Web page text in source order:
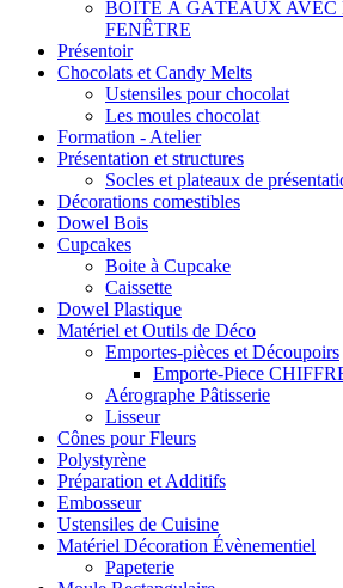
BOÎTE À GÂTEAUX AVEC
FENÊTRE
Présentoir
Chocolats et Candy Melts
Ustensiles pour chocolat
Les moules chocolat
Formation - Atelier
Présentation et structures
Socles et plateaux de
Décorations comestibles
Dowel Bois
Cupcakes
Boite à Cupcake
Caissette
Dowel Plastique
Matériel et Outils de Déco
Emportes-pièces et Découpoirs
Emporte-Piece
Aérographe Pâtisserie
Lisseur
Cônes pour Fleurs
Polystyrène
Préparation et Additifs
Embosseur
Ustensiles de Cuisine
Matériel Décoration Évènementiel
Papeterie